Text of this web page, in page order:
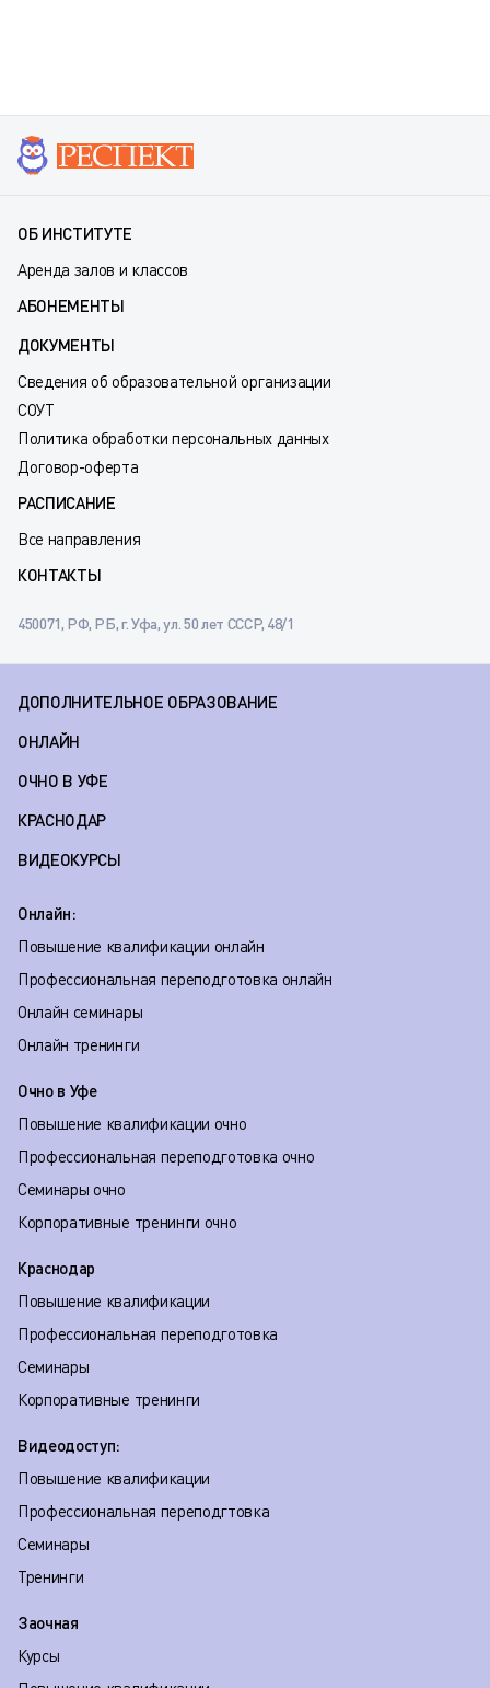
ОБ ИНСТИТУТЕ
Аренда залов и классов
АБОНЕМЕНТЫ
ДОКУМЕНТЫ
Сведения об образовательной организации
СОУТ
Политика обработки персональных данных
Договор-оферта
РАСПИСАНИЕ
Все направления
КОНТАКТЫ
450071, РФ, РБ, г. Уфа, ул. 50 лет СССР, 48/1
ДОПОЛНИТЕЛЬНОЕ ОБРАЗОВАНИЕ
ОНЛАЙН
ОЧНО В УФЕ
КРАСНОДАР
ВИДЕОКУРСЫ
Онлайн:
Повышение квалификации онлайн
Профессиональная переподготовка онлайн
Онлайн семинары
Онлайн тренинги
Очно в Уфе
Повышение квалификации очно
Профессиональная переподготовка очно
Семинары очно
Корпоративные тренинги очно
Краснодар
Повышение квалификации
Профессиональная переподготовка
Семинары
Корпоративные тренинги
Видеодоступ:
Повышение квалификации
Профессиональная переподгтовка
Семинары
Тренинги
Заочная
Курсы